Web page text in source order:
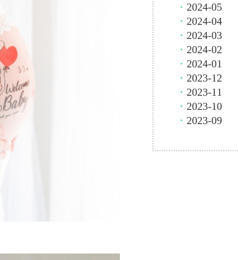
・ 2024-05
・ 2024-04
・ 2024-03
・ 2024-02
・ 2024-01
・ 2023-12
・ 2023-11
・ 2023-10
・ 2023-09